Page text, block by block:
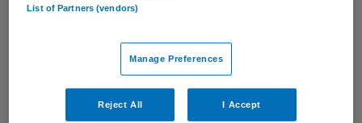
januari 2012 overgeheveld van de AWBZ
naar de Zvw. DeDBC-systematiek
een jaar later. Een groep instellingen start in
List of Partners (vendors)
Manage Preferences
Reject All I Accept